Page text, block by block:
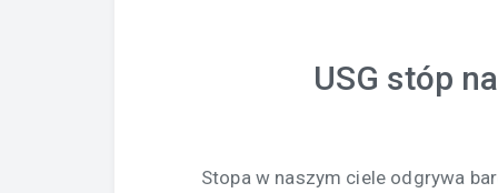
USG stóp
Stopa w naszym ciele odgrywa